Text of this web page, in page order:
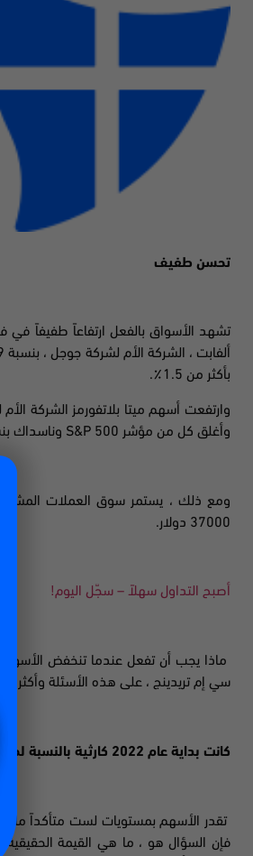
تحسن طفيف
تشهد الأسواق بالفعل ارتفاعاً طفيفاً في فبراير. حيث
ألفابت
بأكثر من 1.5٪.
وأغلق كل من مؤشر
وناسداك بنسبة 0.7٪
37000 دولار.
أصبح التداول سهلاً – سجّل اليوم!
ماذا يجب أن تفعل عندما تنخفض
سي إم تريدينج ، على هذه الأسئلة وأكثر
كانت بداية عام 2022 كارثية بالنسبة لمؤشر ناسداك – ماذا حدث؟
تقدر الأسهم بمستويات لست متأكداً ما
فإن السؤال هو ، ما هي القيمة